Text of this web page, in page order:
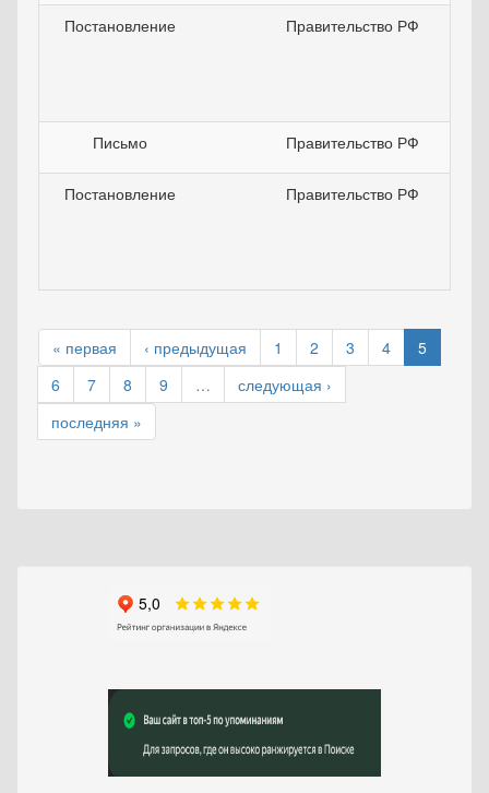
Постановление Правительство РФ
Письмо Правительство РФ
Постановление Правительство РФ
« первая ‹ предыдущая 1 2 3 4
5
6
7 8 9 …
следующая ›
последняя »